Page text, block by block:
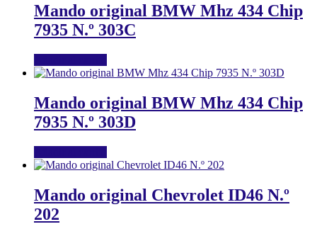
Mando original BMW Mhz 434 Chip
7935 N.º 303C
Mando original BMW Mhz 434 Chip
7935 N.º 303D
Mando original Chevrolet ID46 N.º
202